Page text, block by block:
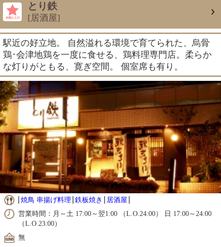
とり鉄
[居酒屋]
駅近の好立地。 自然溢れる環境で育てられた、烏骨
鶏･会津地鶏を一度に食せる、鶏料理専門店。柔らか
な灯りがともる、寛ぎ空間。 個室席も有り。
焼鳥 串揚げ料理 鉄板焼き
居酒屋
営業時間：月～土 17:00～翌1:00 （L.O.24:00） 日 17:00～24:00
（L.O.23:00）
無